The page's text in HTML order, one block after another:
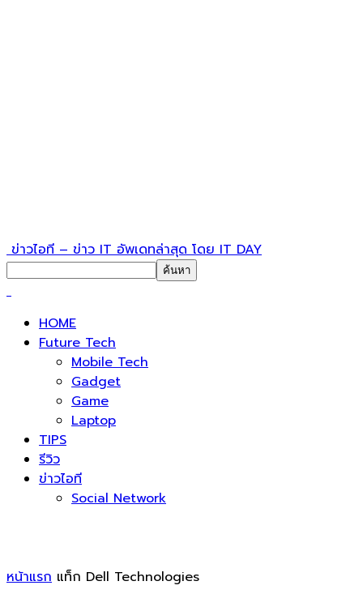
ข่าวไอที – ข่าว IT อัพเดทล่าสุด โดย IT DAY
HOME
Future Tech
Mobile Tech
Gadget
Game
Laptop
TIPS
รีวิว
ข่าวไอที
Social Network
หน้าแรก แท็ก Dell Technologies